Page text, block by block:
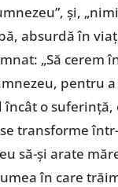
și,
absurdă în
„Să cerem
pentru a
încât o suferință,
transforme
să-și arate
în care